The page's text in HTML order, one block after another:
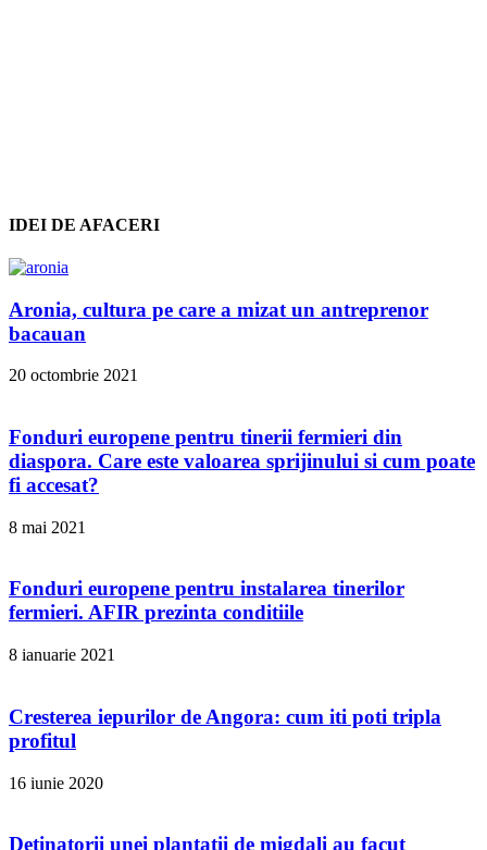
IDEI DE AFACERI
Aronia, cultura pe care a mizat un antreprenor
bacauan
20 octombrie 2021
Fonduri europene pentru tinerii fermieri din
diaspora. Care este valoarea sprijinului si cum poate
fi accesat?
8 mai 2021
Fonduri europene pentru instalarea tinerilor
fermieri. AFIR prezinta conditiile
8 ianuarie 2021
Cresterea iepurilor de Angora: cum iti poti tripla
profitul
16 iunie 2020
Detinatorii unei plantatii de migdali au facut